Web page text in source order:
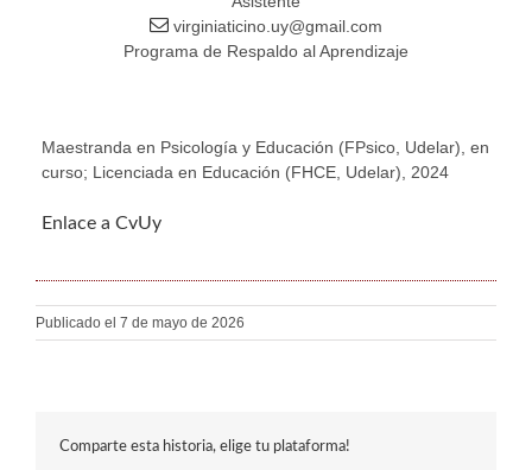
virginiaticino.uy@gmail.com
Programa de Respaldo al Aprendizaje
Maestranda en Psicología y Educación (FPsico, Udelar), en
curso; Licenciada en Educación (FHCE, Udelar), 2024
Enlace a CvUy
Publicado el 7 de mayo de 2026
Comparte esta historia, elige tu plataforma!